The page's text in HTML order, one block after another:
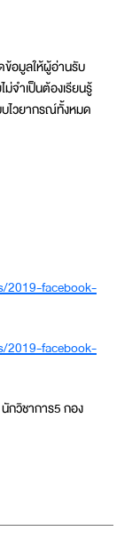
ข้อมูลให้ผู้อ่านรับ
ม่จำเป็นต้องเรียนรู้
ไวยากรณ์ทั้งหมด
2019-facebook-
2019-facebook-
กวิชาการ5 กอง